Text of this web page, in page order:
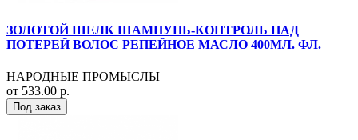
ЗОЛОТОЙ ШЕЛК ШАМПУНЬ-КОНТРОЛЬ НАД
ПОТЕРЕЙ ВОЛОС РЕПЕЙНОЕ МАСЛО 400МЛ. ФЛ.
НАРОДНЫЕ ПРОМЫСЛЫ
от 533.00 р.
Под заказ